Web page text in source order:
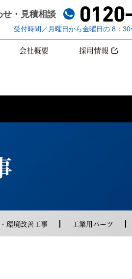
せ ・見積相談
受付時間／月曜日から金曜日の 8：30
会社概要 採用情報
環境改善工事 工業用パーツ